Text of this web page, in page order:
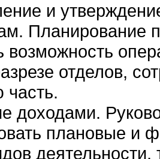
и
Планирование
возможность
отделов,
часть.
доходами.
плановые и